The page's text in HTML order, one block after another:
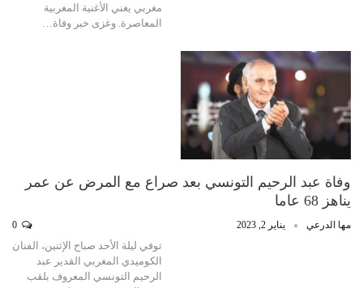
مغربي يغني الأغنية المغربية
المعاصرة. وغزى خبر وفاة…
وفاة عبد الرحيم التونسي بعد صراع مع المرض عن عمر
يناهز 68 عاما
مها الدرعي يناير 2, 2023
توفي ليلة الأحد صباح الإثنين، الفنان
الكوميدي المغربي القدير عبد
الرحيم التونسي المعروف بلقب